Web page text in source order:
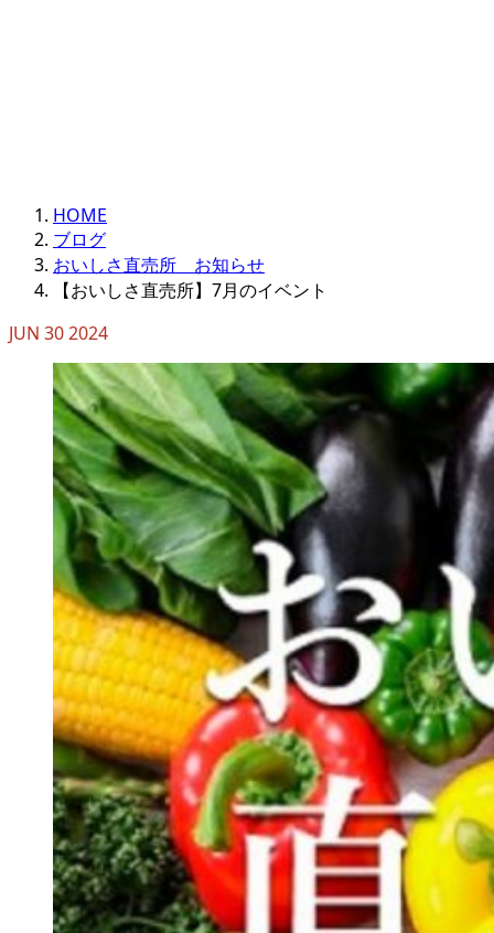
HOME
ブログ
おいしさ直売所 お知らせ
【おいしさ直売所】7月のイベント
JUN 302024